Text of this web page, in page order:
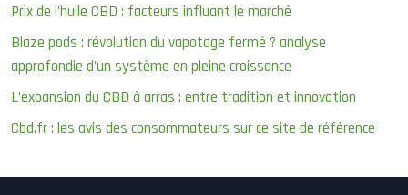
Prix de l’huile CBD : facteurs influant le marché
Blaze pods : révolution du vapotage fermé ? analyse
approfondie d’un système en pleine croissance
L’expansion du CBD à arras : entre tradition et innovation
Cbd.fr : les avis des consommateurs sur ce site de référence